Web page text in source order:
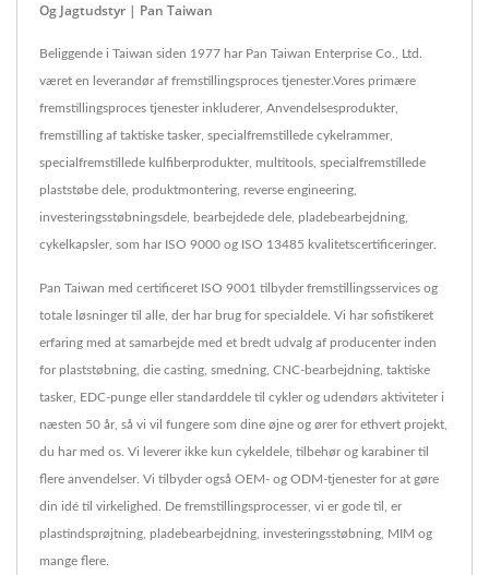
Og Jagtudstyr | Pan Taiwan
Beliggende i Taiwan siden 1977 har Pan Taiwan Enterprise Co., Ltd.
været en leverandør af fremstillingsproces tjenester.Vores primære
fremstillingsproces tjenester inkluderer, Anvendelsesprodukter,
fremstilling af taktiske tasker, specialfremstillede cykelrammer,
specialfremstillede kulfiberprodukter, multitools, specialfremstillede
plaststøbe dele, produktmontering, reverse engineering,
investeringsstøbningsdele, bearbejdede dele, pladebearbejdning,
cykelkapsler, som har ISO 9000 og ISO 13485 kvalitetscertificeringer.
Pan Taiwan med certificeret ISO 9001 tilbyder fremstillingsservices og
totale løsninger til alle, der har brug for specialdele. Vi har sofistikeret
erfaring med at samarbejde med et bredt udvalg af producenter inden
for plaststøbning, die casting, smedning, CNC-bearbejdning, taktiske
tasker, EDC-punge eller standarddele til cykler og udendørs aktiviteter i
næsten 50 år, så vi vil fungere som dine øjne og ører for ethvert projekt,
du har med os. Vi leverer ikke kun cykeldele, tilbehør og karabiner til
flere anvendelser. Vi tilbyder også OEM- og ODM-tjenester for at gøre
din idé til virkelighed. De fremstillingsprocesser, vi er gode til, er
plastindsprøjtning, pladebearbejdning, investeringsstøbning, MIM og
mange flere.